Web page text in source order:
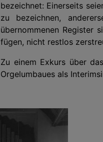
bezeichnet: Einerseits
zu bezeichnen,
übernommenen Register
fügen, nicht restlos
Zu einem Exkurs über
Orgelumbaues als